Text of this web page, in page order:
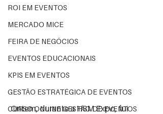
ROI EM EVENTOS
MERCADO MICE
FEIRA DE NEGÓCIOS
EVENTOS EDUCACIONAIS
KPIS EM EVENTOS
GESTÃO ESTRATÉGICA DE EVENTOS
CURSO ONLINE GESTÃO DE EVENTOS
Ontem, durante a HSM Expo, fui